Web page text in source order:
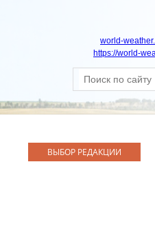
world-
https://world-
ВЫБОР РЕДАКЦИИ